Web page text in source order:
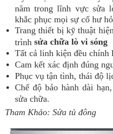
năm trong lĩnh vực sửa
khắc phục mọi sự cố hư
Trang thiết bị kỹ thuật
trình sửa chữa lò vi sóng
Tất cả linh kiện đều chính
Cam kết xác định đúng
Phục vụ tận tình, thái độ
Chế độ bảo hành dài
sửa chữa.
Tham Khảo: Sửa tủ đông